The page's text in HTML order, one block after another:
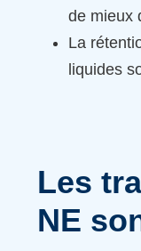
de mieux
La
liquides
Les
NE